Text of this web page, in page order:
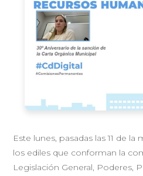
Este lunes, pasadas las 11 de
los ediles que conforman la
Legislación General, Poderes,